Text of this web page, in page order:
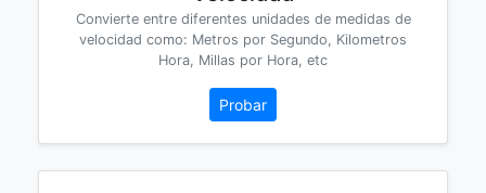
Convierte entre diferentes unidades de medidas de
velocidad como: Metros por Segundo, Kilometros
Hora, Millas por Hora, etc
Probar